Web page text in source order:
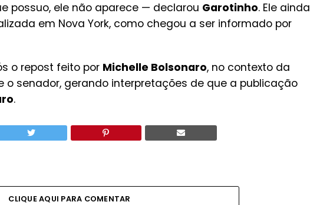
possuo, ele não aparece — declarou Garotinho. Ele ainda
em Nova York, como chegou a ser informado por
o repost feito por Michelle Bolsonaro, no contexto da
o senador, gerando interpretações de que a publicação
.
CLIQUE AQUI PARA COMENTAR